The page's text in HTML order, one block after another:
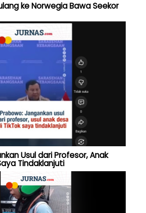
ke Norwegia Bawa Seekor
Usul dari Profesor, Anak
Tindaklanjuti